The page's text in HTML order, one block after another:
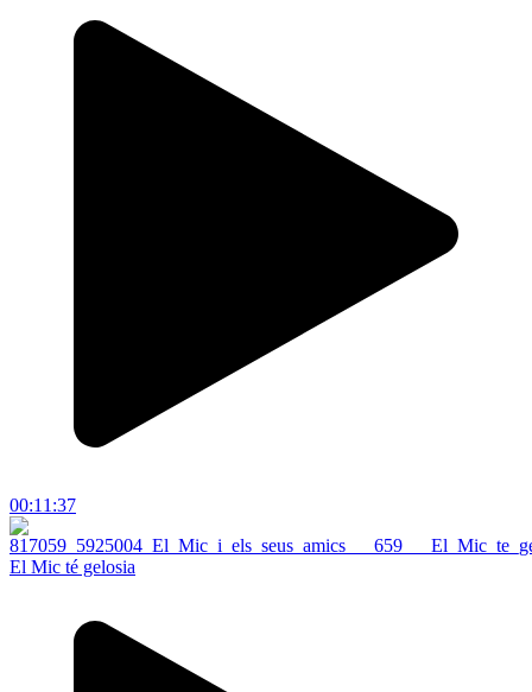
00:11:37
El Mic té gelosia